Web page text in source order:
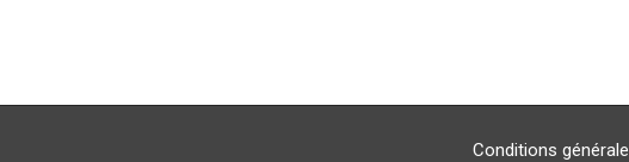
10-
Conditions